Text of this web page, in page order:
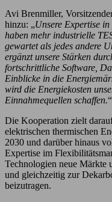
Avi Brenmiller,
hinzu: „Unsere Expertise
haben mehr industrielle
gewartet als jedes andere
ergänzt unsere Stärken
fortschrittliche Software,
Einblicke in die
wird die Energiekosten
Einnahmequellen schaffen.“
Die Kooperation zielt
elektrischen thermischen
2030 und darüber hinaus
Expertise im
Technologien neue Märkte
und gleichzeitig zur
beizutragen.